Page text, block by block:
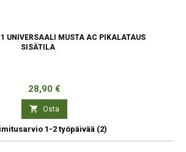
UNIVERSAALI MUSTA AC PIKALATAUS
SISÄTILA
Hinta
28,90 €
 Osta
1-2 työpäivää (2)